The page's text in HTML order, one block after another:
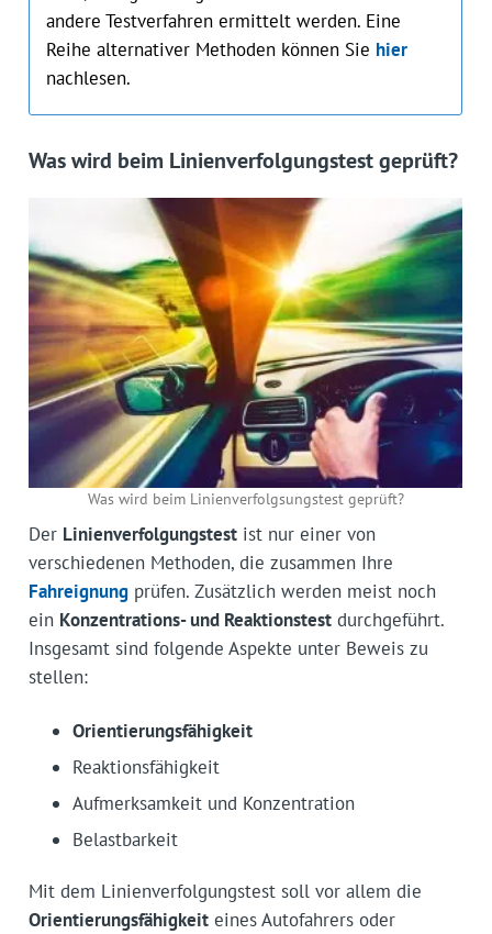
andere Testverfahren ermittelt werden. Eine
Reihe alternativer Methoden können Sie hier
nachlesen.
Was wird beim Linienverfolgungstest geprüft?
Was wird beim Linienverfolgsungstest geprüft?
Der Linienverfolgungstestist nur einer von
verschiedenen Methoden, die zusammen Ihre
Fahreignungprüfen. Zusätzlich werden meist noch
ein Konzentrations- und Reaktionstestdurchgeführt.
Insgesamt sind folgende Aspekte unter Beweis zu
stellen:
Orientierungsfähigkeit
Reaktionsfähigkeit
Aufmerksamkeit und Konzentration
Belastbarkeit
Mit dem Linienverfolgungstest soll vor allem die
Orientierungsfähigkeiteines Autofahrers oder